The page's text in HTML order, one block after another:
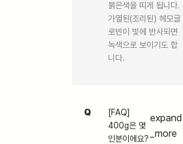
붉은색을 띠게 됩니다.
가열된(조리된) 헤모글
로빈이 빛에 반사되면
녹색으로 보이기도 합
니다.
Q
[FAQ]
400g은 몇
인분이에요?
expand
_more